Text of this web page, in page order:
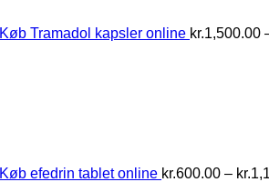
Køb Tramadol kapsler online kr.1,500.00
Køb efedrin tablet online kr.600.00 – kr.